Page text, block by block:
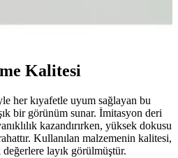
Kalitesi
her kıyafetle uyum sağlayan bu
bir görünüm sunar. İmitasyon deri
kazandırırken, yüksek dokusu
Kullanılan malzemenin kalitesi,
değerlere layık görülmüştür.